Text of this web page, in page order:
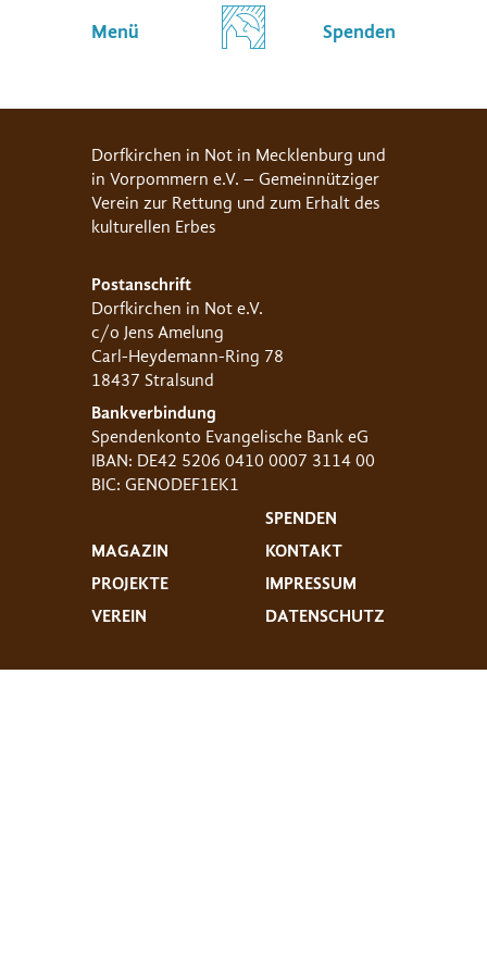
Menü Spenden
Dorfkirchen in Not in Mecklenburg und
in Vorpommern e.V. – Gemeinnütziger
Verein zur Rettung und zum Erhalt des
kulturellen Erbes
Postanschrift
Dorfkirchen in Not e.V.
c/o Jens Amelung
Carl-Heydemann-Ring 78
18437 Stralsund
Bankverbindung
Spendenkonto Evangelische Bank eG
IBAN: DE42 5206 0410 0007 3114 00
BIC: GENODEF1EK1
MAGAZIN
PROJEKTE
VEREIN
SPENDEN
KONTAKT
IMPRESSUM
DATENSCHUTZ